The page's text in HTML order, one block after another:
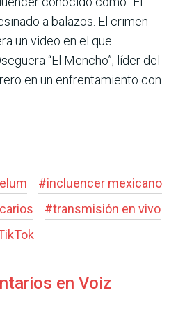
a balazos. El crimen
un video en el que
“El Mencho”, líder del
en un enfrentamiento con
#incluencer mexicano
#transmisión en vivo
en Voiz